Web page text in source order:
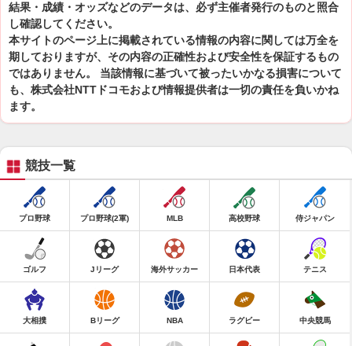
結果・成績・オッズなどのデータは、必ず主催者発行のものと照合
し確認してください。
本サイトのページ上に掲載されている情報の内容に関しては万全を
期しておりますが、その内容の正確性および安全性を保証するもの
ではありません。 当該情報に基づいて被ったいかなる損害について
も、株式会社NTTドコモおよび情報提供者は一切の責任を負いかね
ます。
競技一覧
プロ野球 プロ野球(2軍) MLB 高校野球 侍ジャパン
ゴルフ Jリーグ 海外サッカー 日本代表 テニス
大相撲 Bリーグ NBA ラグビー 中央競馬